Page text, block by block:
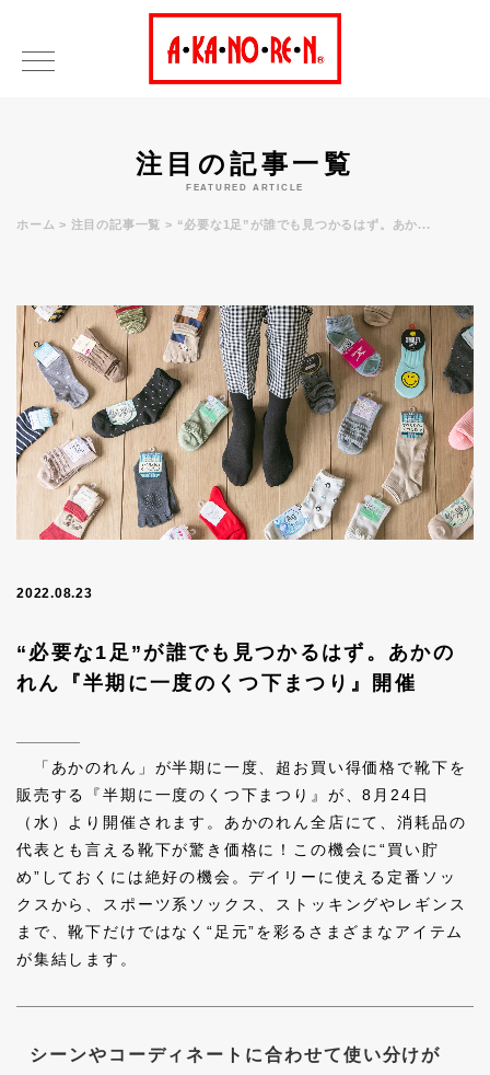
注目の記事一覧
FEATURED ARTICLE
ホーム 注目の記事一覧 “必要な1足”が誰でも見つかるはず。あか...
2022.08.23
“必要な1足”が誰でも見つかるはず。あかの
れん『半期に一度のくつ下まつり』開催
「あかのれん」が半期に一度、超お買い得価格で靴下を
販売する『半期に一度のくつ下まつり』が、8月24日
（水）より開催されます。あかのれん全店にて、消耗品の
代表とも言える靴下が驚き価格に！この機会に“買い貯
め”しておくには絶好の機会。デイリーに使える定番ソッ
クスから、スポーツ系ソックス、ストッキングやレギンス
まで、靴下だけではなく“足元”を彩るさまざまなアイテム
が集結します。
シーンやコーディネートに合わせて使い分けが